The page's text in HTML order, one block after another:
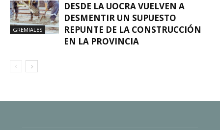
GREMIALES
DESDE LA UOCRA VUELVEN A
DESMENTIR UN SUPUESTO
REPUNTE DE LA CONSTRUCCIÓN
EN LA PROVINCIA